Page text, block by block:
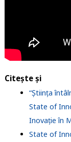
Citește și
“Știința
State of
Inovație în
State of